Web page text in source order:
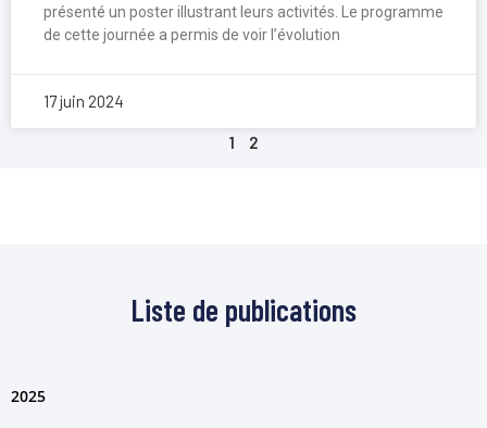
présenté un poster illustrant leurs activités. Le programme
de cette journée a permis de voir l’évolution
17 juin 2024
1 2
Liste de publications
2025